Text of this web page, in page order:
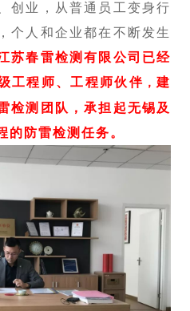
创业，从普通员工变身行
个人和企业都在不断发生
苏春雷检测有限公司已经
工程师、工程师伙伴 ，建
检测团队，承担起无锡及
防雷检测任务。